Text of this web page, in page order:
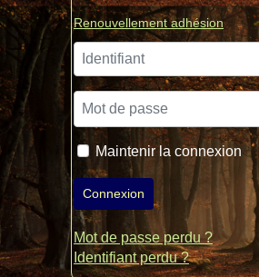
Renouvellement adhésion
Identifiant
Mot de passe
Maintenir la connexion
Connexion
Mot de passe perdu ?
Identifiant perdu ?